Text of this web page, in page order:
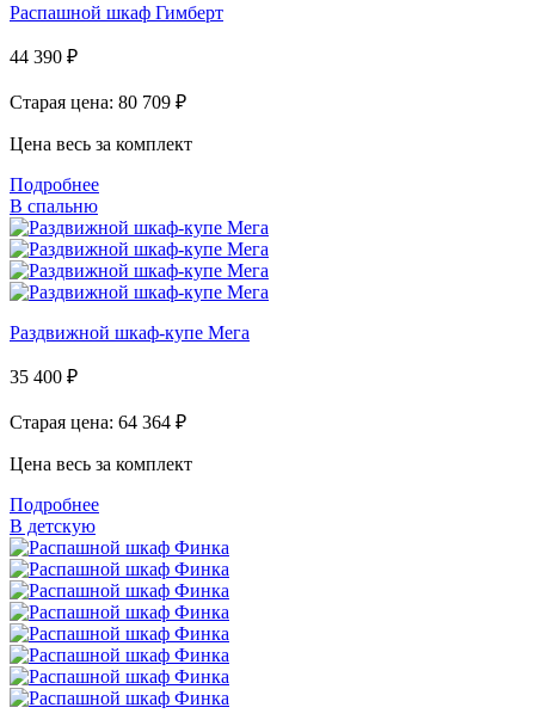
Распашной шкаф Гимберт
44 390 ₽
Старая цена: 80 709 ₽
Цена весь за комплект
Подробнее
В спальню
Раздвижной шкаф-купе Мега
35 400 ₽
Старая цена: 64 364 ₽
Цена весь за комплект
Подробнее
В детскую